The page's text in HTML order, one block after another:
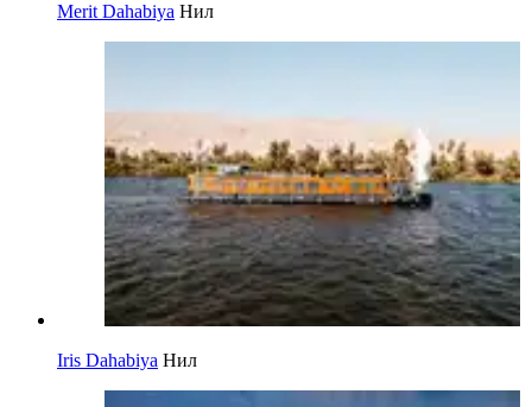
Merit Dahabiya Нил
Iris Dahabiya Нил